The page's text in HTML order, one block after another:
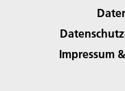
Impressum